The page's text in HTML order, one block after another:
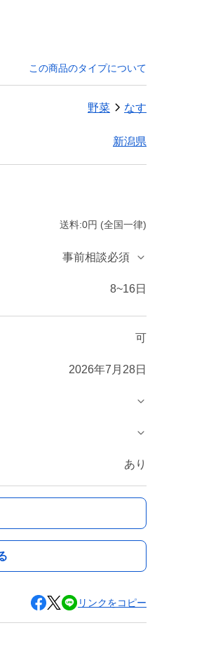
この商品のタイプについて
野菜 なす
新潟県
送料:0円 (全国一律)
事前相談必須
8~16日
可
2026年7月28日
あり
リンクをコピー